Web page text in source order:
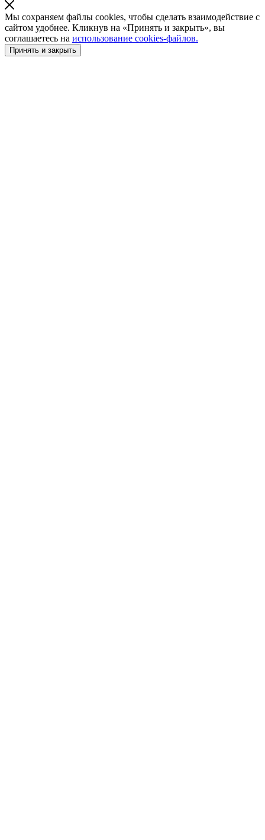
Мы сохраняем файлы cookies, чтобы сделать взаимодействие с
сайтом удобнее. Кликнув на «Принять и закрыть», вы
соглашаетесь на использование cookies-файлов.
Принять и закрыть